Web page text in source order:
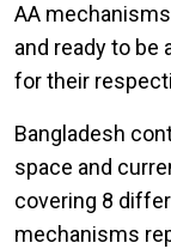
AA
and ready to be
for their
Bangladesh
space and
covering 8
mechanisms